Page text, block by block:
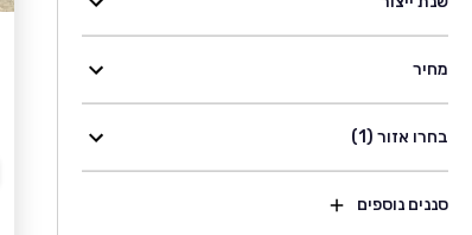
מחיר
בחרו אזור (1)
סננים נוספים